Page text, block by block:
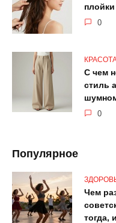
0
С чем
стиль
0
Популярное
Чем
тогда,